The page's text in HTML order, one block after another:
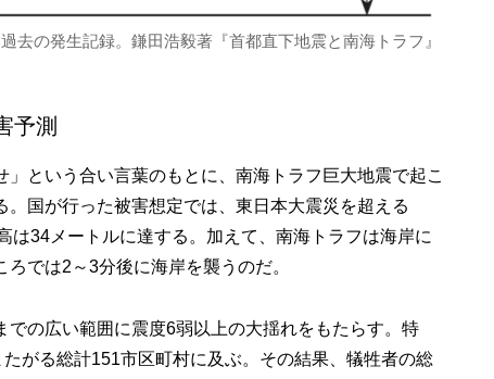
の発生記録。鎌田浩毅著『首都直下地震と南海トラフ』
予測
という合い言葉のもとに、南海トラフ巨大地震で起こ
。国が行った被害想定では、東日本大震災を超える
は34メートルに達する。加えて、南海トラフは海岸に
では2～3分後に海岸を襲うのだ。
での広い範囲に震度6弱以上の大揺れをもたらす。特
がる総計151市区町村に及ぶ。その結果、犠牲者の総